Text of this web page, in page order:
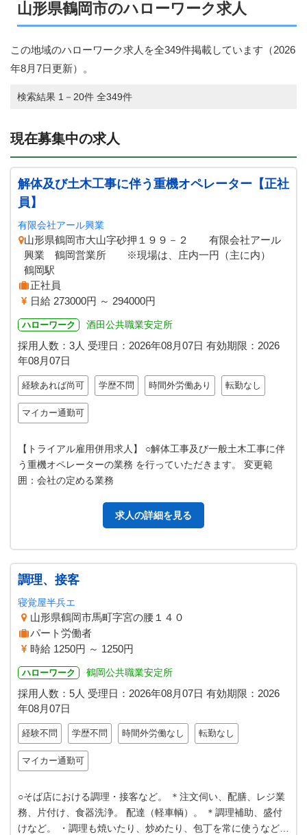
山形県鶴岡市のハローワーク求人
この地域のハローワーク求人を全349件掲載しています（2026
年8月7日更新）。
検索結果 1－20件 全349件
現在募集中の求人
解体及び土木工事に伴う重機オペレーター【正社
員】
有限会社アール興業
山形県鶴岡市大山字砂押１９９－２ 有限会社アール
興業 鶴岡営業所 ※現場は、庄内一円（主に内）
鶴岡駅
正社員
日給 273000円 ～ 294000円
ハローワーク 酒田公共職業安定所
採用人数：3人 受理日： 2026年08月07日 有効期限： 2026
年08月07日
経験あれば尚可 学歴不問 時間外労働あり 転勤なし
マイカー通勤可
【トライアル雇用併用求人】 ○解体工事及び一般土木工事に伴
う重機オペレーターの業務 を行っていただきます。 変更範
囲：会社の定める業務
求人の詳細を見る
調理、接客
寝覚屋半兵エ
山形県鶴岡市馬町字宮の腰１４０
パート労働者
時給 1250円 ～ 1250円
ハローワーク 鶴岡公共職業安定所
採用人数：5人 受理日： 2026年08月07日 有効期限： 2026
年08月07日
経験不問 学歴不問 時間外労働なし 転勤なし
マイカー通勤可
○そば店における調理・接客など。 ＊注文伺い、配膳、レジ業
務、片付け、食器洗浄。 配達（軽車輌）。 ＊調理補助、盛付
けなど。 ・調理も焼いたり、炒めたり、包丁を常に使うなど複